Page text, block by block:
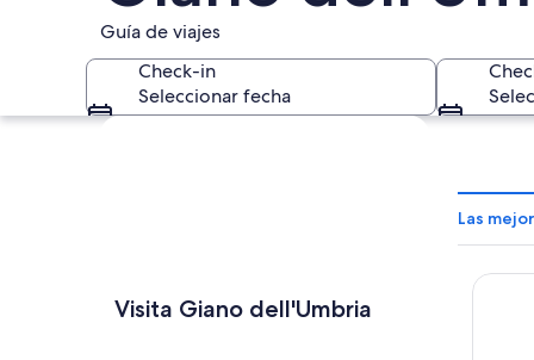
Guía de viajes
Check-in
Seleccionar fecha
Explorar mapa
Visita Giano dell'Umbria
Las
Hotel